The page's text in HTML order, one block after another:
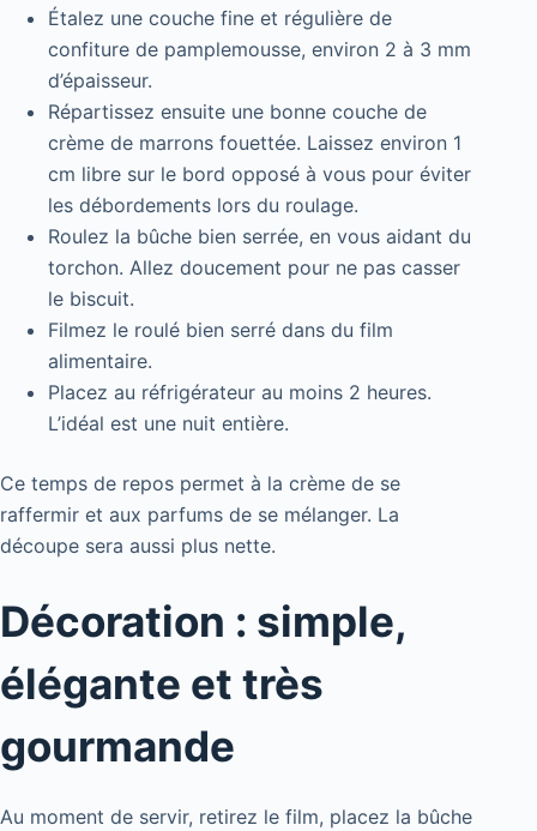
Étalez une couche fine et régulière de
confiture de pamplemousse, environ 2 à 3 mm
d’épaisseur.
Répartissez ensuite une bonne couche de
crème de marrons fouettée. Laissez environ 1
cm libre sur le bord opposé à vous pour éviter
les débordements lors du roulage.
Roulez la bûche bien serrée, en vous aidant du
torchon. Allez doucement pour ne pas casser
le biscuit.
Filmez le roulé bien serré dans du film
alimentaire.
Placez au réfrigérateur au moins 2 heures.
L’idéal est une nuit entière.
Ce temps de repos permet à la crème de se
raffermir et aux parfums de se mélanger. La
découpe sera aussi plus nette.
Décoration : simple,
élégante et très
gourmande
Au moment de servir, retirez le film, placez la bûche